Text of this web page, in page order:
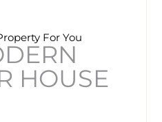
For You
HOUSE